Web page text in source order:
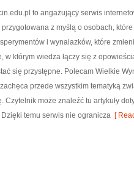
to angażujący serwis
przygotowana z myślą o osobach,
i wynalazków, które
w którym wiedza łączy się z
się przystępne. Polecam Wielkie
przede wszystkim tematyką
Czytelnik może znaleźć tu artykuły
temu serwis nie ogranicza [